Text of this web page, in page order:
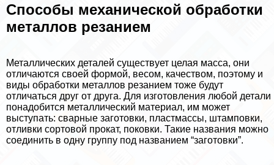
Способы механической обработки
металлов резанием
Металлических деталей существует целая масса, они
отличаются своей формой, весом, качеством, поэтому и
виды обработки металлов резанием тоже будут
отличаться друг от друга. Для изготовления любой детали
понадобится металлический материал, им может
выступать: сварные заготовки, пластмассы, штамповки,
отливки сортовой прокат, поковки. Такие названия можно
соединить в одну группу под названием “заготовки”.